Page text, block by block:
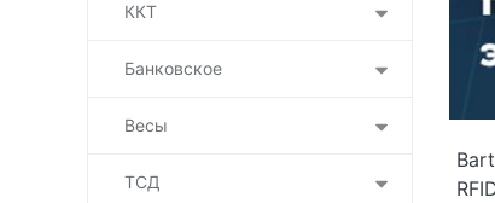
ККТ
Банковское
Весы
ТСД